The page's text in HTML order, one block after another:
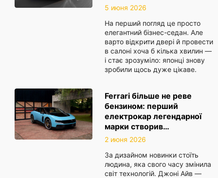
5 июня 2026
На перший погляд це просто
елегантний бізнес-седан. Але
варто відкрити двері й провести
в салоні хоча б кілька хвилин —
і стає зрозуміло: японці знову
зробили щось дуже цікаве.
Ferrari більше не реве
бензином: перший
електрокар легендарної
марки створив…
2 июня 2026
За дизайном новинки стоїть
людина, яка свого часу змінила
світ технологій. Джоні Айв —